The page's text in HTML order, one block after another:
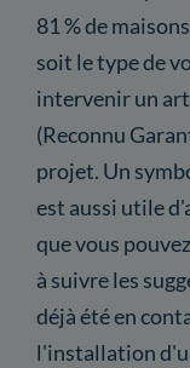
81 % de
soit le type de
intervenir un
(Reconnu
projet. Un
est aussi utile
que vous
à suivre les
déjà été en
l'installation